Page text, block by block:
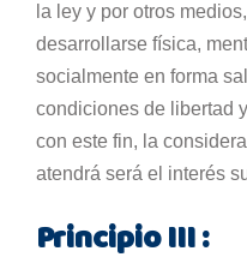
la ley y por otros
desarrollarse física,
socialmente en forma
condiciones de libertad
con este fin, la
atendrá será el interés
Principio III :